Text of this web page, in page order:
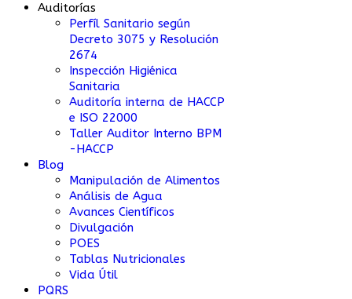
Auditorías
Perfíl Sanitario según
Decreto 3075 y Resolución
2674
Inspección Higiénica
Sanitaria
Auditoría interna de HACCP
e ISO 22000
Taller Auditor Interno BPM
-HACCP
Blog
Manipulación de Alimentos
Análisis de Agua
Avances Científicos
Divulgación
POES
Tablas Nutricionales
Vida Útil
PQRS